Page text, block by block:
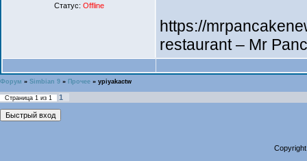
Статус: Offline
https://
restaurant – Mr
Форум » Simbian 9 » Прочее » ypiyakactw
Страница 1 из 1 1